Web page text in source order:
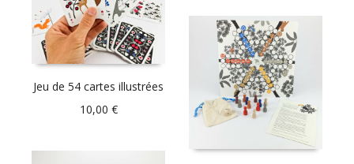
Jeu de 54 cartes illustrées
10,00 €